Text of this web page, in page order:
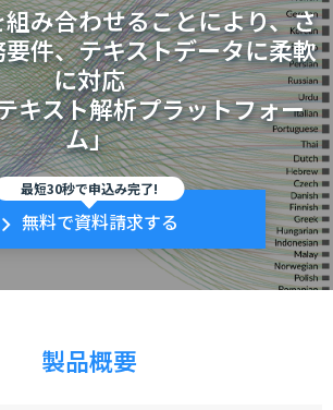
み合わせることにより、さ
件、テキストデータに柔軟
に対応
キスト解析プラットフォー
ム」
最短30秒で申込み完了!
無料で資料請求する
製品概要